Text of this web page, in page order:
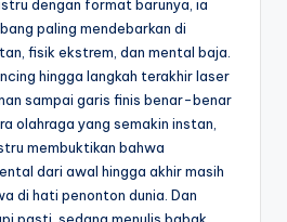
dengan format barunya, ia
paling mendebarkan di
fisik ekstrem, dan mental baja.
hingga langkah terakhir laser
sampai garis finis benar-benar
olahraga yang semakin instan,
membuktikan bahwa
dari awal hingga akhir masih
di hati penonton dunia. Dan